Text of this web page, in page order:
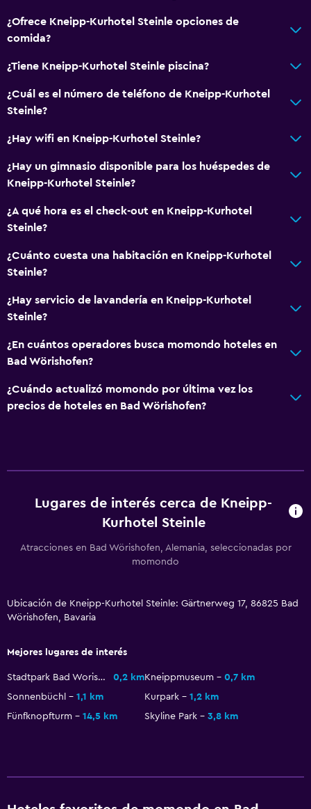
Baño público
Baño privado
Ducha
Baño pequeño adicional
Tina de baño
Bañera de hidromasaje
Aseo
Papel higiénico
Habitaciones familiares
Casilleros
Zona de estar
Solárium
Servicios básicos
Wifi disponible en todas las instalaciones
Internet
Calefacción
Toallas
¿Ofrece Kneipp-Kurhotel Steinle opciones de
comida?
¿Tiene Kneipp-Kurhotel Steinle piscina?
¿Cuál es el número de teléfono de Kneipp-Kurhotel
Steinle?
¿Hay wifi en Kneipp-Kurhotel Steinle?
¿Hay un gimnasio disponible para los huéspedes de
Kneipp-Kurhotel Steinle?
¿A qué hora es el check-out en Kneipp-Kurhotel
Steinle?
¿Cuánto cuesta una habitación en Kneipp-Kurhotel
Steinle?
¿Hay servicio de lavandería en Kneipp-Kurhotel
Steinle?
¿En cuántos operadores busca momondo hoteles en
Bad Wörishofen?
¿Cuándo actualizó momondo por última vez los
precios de hoteles en Bad Wörishofen?
Lugares de interés cerca de Kneipp-
Kurhotel Steinle
Atracciones en Bad Wörishofen, Alemania, seleccionadas por
momondo
Ubicación de Kneipp-Kurhotel Steinle: Gärtnerweg 17, 86825 Bad
Wörishofen, Bavaria
Mejores lugares de interés
Stadtpark Bad Worishofen 0,2 kmKneippmuseum
0,7 km
Sonnenbüchl
1,1 km Kurpark
1,2 km
Fünfknopfturm
14,5 km Skyline Park 3,8 km